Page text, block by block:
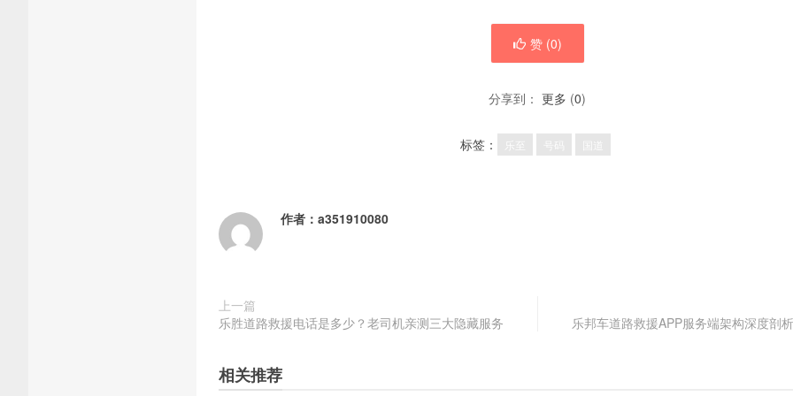
赞 (0)
分享到： 更多 (0)
标签： 乐至 号码
作者： a351910080
上一篇
乐胜道路救援电话是多少？老司机亲测三大隐藏服务
乐邦车道路救援APP服务端架构深度剖
相关推荐